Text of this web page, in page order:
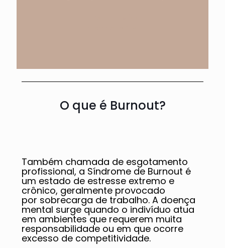
O que é Burnout?
Também chamada de esgotamento
profissional, a Síndrome de Burnout é
um estado de estresse extremo e
crônico, geralmente provocado
por sobrecarga de trabalho. A doença
mental surge quando o indivíduo atua
em ambientes que requerem muita
responsabilidade ou em que ocorre
excesso de competitividade.